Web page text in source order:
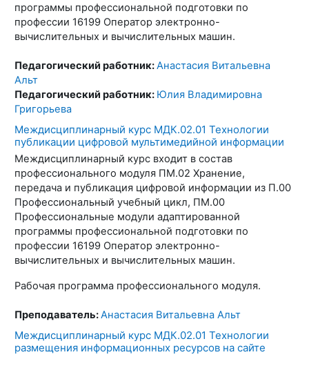
программы профессиональной подготовки по
профессии 16199 Оператор электронно-
вычислительных и вычислительных машин.
Педагогический работник:Анастасия Витальевна
Альт
Педагогический работник: Юлия Владимировна
Григорьева
Междисциплинарный курс МДК.02.01 Технологии
публикации цифровой мультимедийной информации
Междисциплинарный курс входит в состав
профессионального модуля ПМ.02 Хранение,
передача и публикация цифровой информации из П.00
Профессиональный учебный цикл, ПМ.00
Профессиональные модули адаптированной
программы профессиональной подготовки по
профессии 16199 Оператор электронно-
вычислительных и вычислительных машин.
Рабочая программа профессионального модуля.
Преподаватель:Анастасия Витальевна Альт
Междисциплинарный курс МДК.02.01 Технологии
размещения информационных ресурсов на сайте